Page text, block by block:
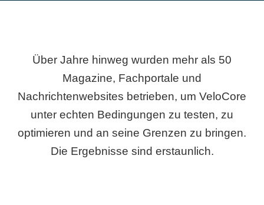
Über Jahre hinweg wurden mehr als 50
Magazine, Fachportale und
Nachrichtenwebsites betrieben, um VeloCore
unter echten Bedingungen zu testen, zu
optimieren und an seine Grenzen zu bringen.
Die Ergebnisse sind erstaunlich.